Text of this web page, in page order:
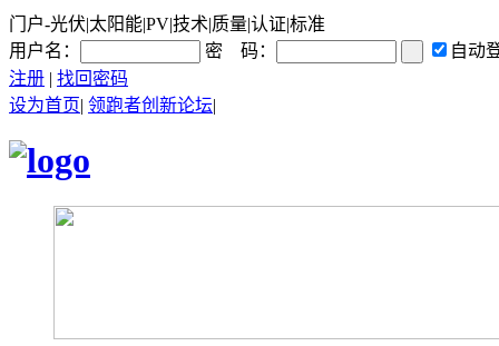
门户-光伏|太阳能|PV|技术|质量|认证|标准
用户名：
密 码：
自动
注册 | 找回密码
设为首页| 领跑者创新论坛|